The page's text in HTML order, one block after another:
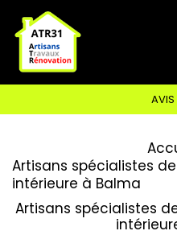
AVIS
Artisans spécialistes
intérieure à Balma
Artisans spécialistes